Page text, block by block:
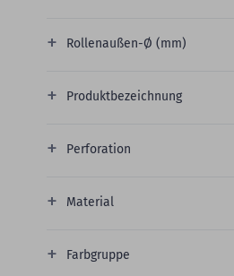
Rollenaußen-Ø (mm)
Produktbezeichnung
Perforation
Material
Farbgruppe